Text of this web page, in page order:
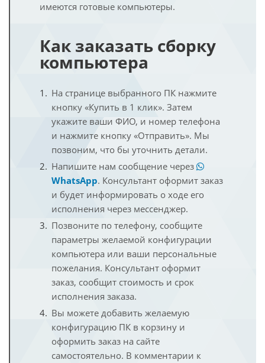
имеются готовые компьютеры.
Как заказать сборку
компьютера
На странице выбранного ПК нажмите
кнопку «Купить в 1 клик». Затем
укажите ваши ФИО, и номер телефона
и нажмите кнопку «Отправить». Мы
позвоним, что бы уточнить детали.
Напишите нам сообщение через
WhatsApp. Консультант оформит заказ
и будет информировать о ходе его
исполнения через мессенджер.
Позвоните по телефону, сообщите
параметры желаемой конфигурации
компьютера или ваши персональные
пожелания. Консультант оформит
заказ, сообщит стоимость и срок
исполнения заказа.
Вы можете добавить желаемую
конфигурацию ПК в корзину и
оформить заказ на сайте
самостоятельно. В комментарии к